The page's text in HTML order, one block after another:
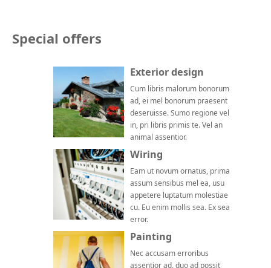
Special offers
Exterior design
Cum libris malorum bonorum
ad, ei mel bonorum praesent
deseruisse. Sumo regione vel
in, pri libris primis te. Vel an
animal assentior.
Wiring
Eam ut novum ornatus, prima
assum sensibus mel ea, usu
appetere luptatum molestiae
cu. Eu enim mollis sea. Ex sea
error.
Painting
Nec accusam erroribus
assentior ad, duo ad possit